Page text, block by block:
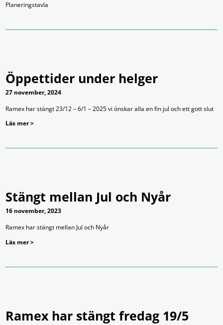
Planeringstavla
Öppettider under helger
27 november, 2024
Ramex har stängt 23/12 – 6/1 – 2025 vi önskar alla en fin jul och ett gott slut
Läs mer >
Stängt mellan Jul och Nyår
16 november, 2023
Ramex har stängt mellan Jul och Nyår
Läs mer >
Ramex har stängt fredag 19/5